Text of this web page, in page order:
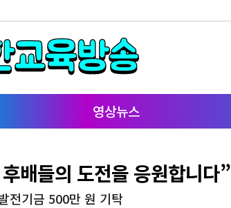
영상뉴스
배들의 도전을 응원합니다”
전기금 500만 원 기탁